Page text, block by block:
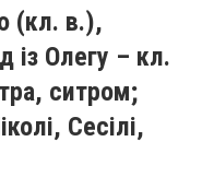
(кл. в.),
із Олегу – кл.
ситром;
Сесілі,